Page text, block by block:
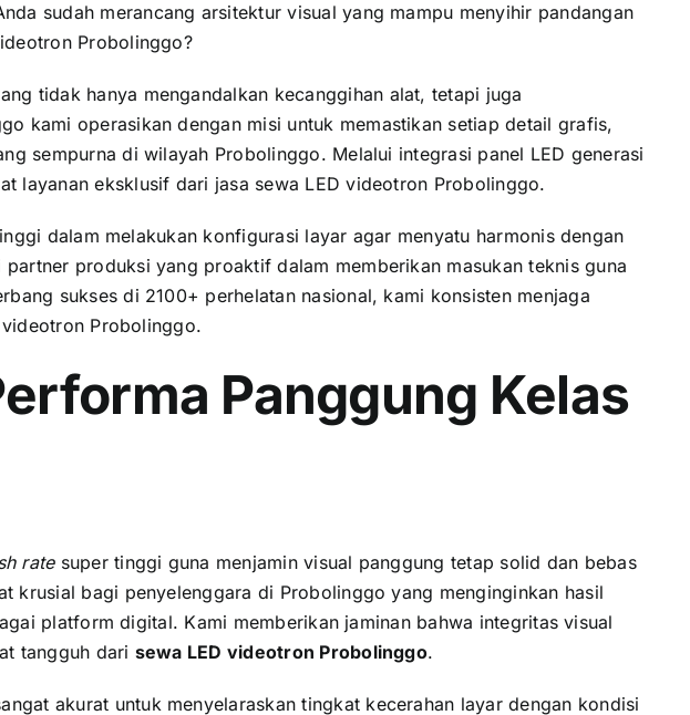
sudah merancang arsitektur visual yang mampu menyihir pandangan
Probolinggo?
tidak hanya mengandalkan kecanggihan alat, tetapi juga
kami operasikan dengan misi untuk memastikan setiap detail grafis,
sempurna di wilayah Probolinggo. Melalui integrasi panel LED generasi
layanan eksklusif dari jasa sewa LED videotron Probolinggo.
dalam melakukan konfigurasi layar agar menyatu harmonis dengan
produksi yang proaktif dalam memberikan masukan teknis guna
sukses di 2100+ perhelatan nasional, kami konsisten menjaga
Probolinggo.
Panggung Kelas
ratesuper tinggi guna menjamin visual panggung tetap solid dan bebas
krusial bagi penyelenggara di Probolinggo yang menginginkan hasil
platform digital. Kami memberikan jaminan bahwa integritas visual
tangguh dari sewa LED videotron Probolinggo.
akurat untuk menyelaraskan tingkat kecerahan layar dengan kondisi